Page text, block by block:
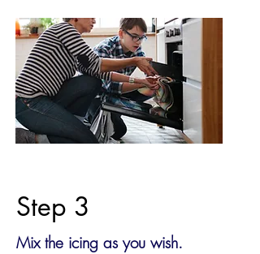
Step 3
Mix the icing as you wish.